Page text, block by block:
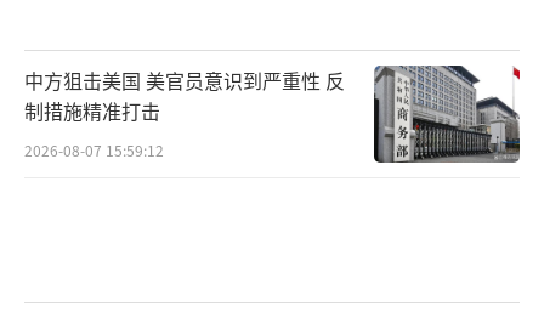
中方狙击美国 美官员意识到严重性 反
制措施精准打击
2026-08-07 15:59:12